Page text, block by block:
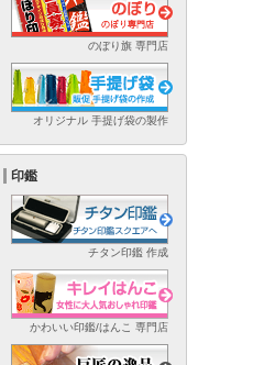
のぼり旗 専門店
オリジナル 手提げ袋の製作
印鑑
チタン印鑑 作成
かわいい印鑑/はんこ 専門店